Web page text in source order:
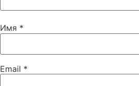
Имя *
Email *